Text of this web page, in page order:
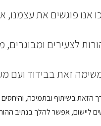
פוגשים את עצמנו,
לצעירים ומבוגרים,
זאת בבידוד ועם
הזאת בשיתוף ובתמיכה,
ליישום, אפשר להלך בנתיב